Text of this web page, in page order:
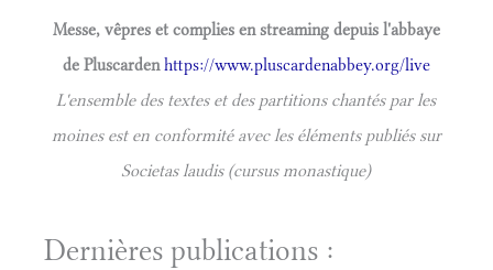
Messe, vêpres et complies en streaming depuis l'abbaye
de Pluscardenhttps://www.pluscardenabbey.org/live
L'ensemble des textes et des partitions chantés par les
moines est en conformité avec les éléments publiés sur
Societas laudis (cursus monastique)
Dernières publications :